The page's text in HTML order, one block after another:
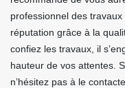
professionnel des
réputation grâce à la
confiez les travaux, il
hauteur de vos attentes.
n’hésitez pas à le